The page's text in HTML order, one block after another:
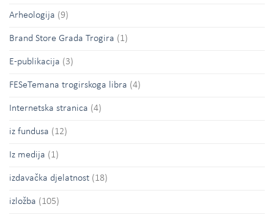
Arheologija (9)
Brand Store Grada Trogira (1)
E-publikacija (3)
FESeTemana trogirskoga libra (4)
Internetska stranica (4)
iz fundusa (12)
Iz medija (1)
izdavačka djelatnost (18)
izložba (105)